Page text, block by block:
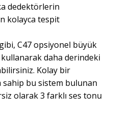
dedektörlerin
kolayca tespit
C47 opsiyonel büyük
kullanarak daha derindeki
Kolay bir
sahip bu sistem bulunan
olarak 3 farklı ses tonu